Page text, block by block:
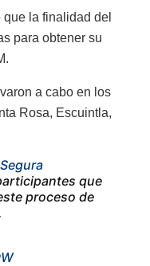
la finalidad del
para obtener su
a cabo en los
Rosa, Escuintla,
que
proceso de